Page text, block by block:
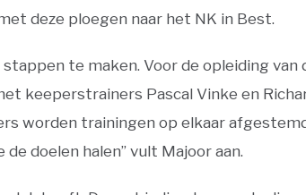
deze ploegen naar het NK in Best.
te maken. Voor de opleiding van
keeperstrainers Pascal Vinke en
worden trainingen op elkaar
doelen halen” vult Majoor aan.